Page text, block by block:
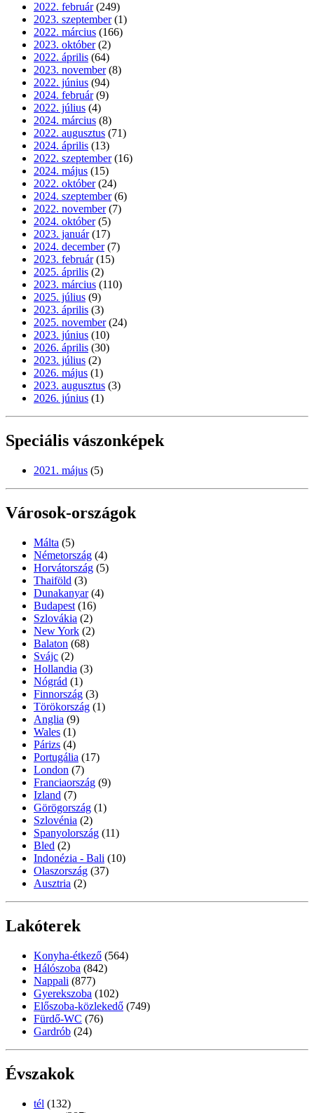
2022. február (249)
2023. szeptember (1)
2022. március (166)
2023. október (2)
2022. április (64)
2023. november (8)
2022. június (94)
2024. február (9)
2022. július (4)
2024. március (8)
2022. augusztus (71)
2024. április (13)
2022. szeptember (16)
2024. május (15)
2022. október (24)
2024. szeptember (6)
2022. november (7)
2024. október (5)
2023. január (17)
2024. december (7)
2023. február (15)
2025. április (2)
2023. március (110)
2025. július (9)
2023. április (3)
2025. november (24)
2023. június (10)
2026. április (30)
2023. július (2)
2026. május (1)
2023. augusztus (3)
2026. június (1)
Speciális vászonképek
2021. május (5)
Városok-országok
Málta (5)
Németország (4)
Horvátország (5)
Thaiföld (3)
Dunakanyar (4)
Budapest (16)
Szlovákia (2)
New York (2)
Balaton (68)
Svájc (2)
Hollandia (3)
Nógrád (1)
Finnország (3)
Törökország (1)
Anglia (9)
Wales (1)
Párizs (4)
Portugália (17)
London (7)
Franciaország (9)
Izland (7)
Görögország (1)
Szlovénia (2)
Spanyolország (11)
Bled (2)
Indonézia - Bali (10)
Olaszország (37)
Ausztria (2)
Lakóterek
Konyha-étkező (564)
Hálószoba (842)
Nappali (877)
Gyerekszoba (102)
Előszoba-közlekedő (749)
Fürdő-WC (76)
Gardrób (24)
Évszakok
tél (132)